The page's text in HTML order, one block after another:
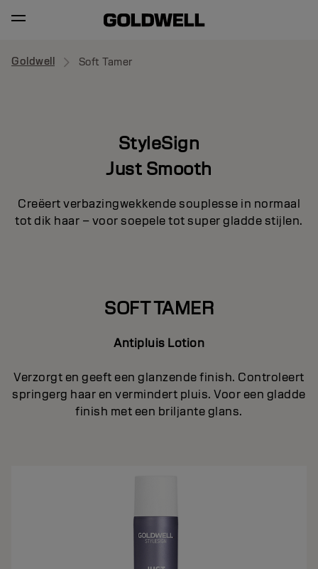
Goldwell Soft Tamer
StyleSign
Just Smooth
Creëert verbazingwekkende souplesse in normaal
tot dik haar – voor soepele tot super gladde stijlen.
SOFT TAMER
Antipluis Lotion
Verzorgt en geeft een glanzende finish. Controleert
springerg haar en vermindert pluis. Voor een gladde
finish met een briljante glans.